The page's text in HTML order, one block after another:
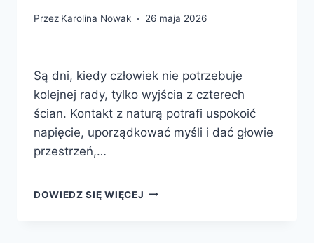
Przez Karolina Nowak 26 maja 2026
Są dni, kiedy człowiek nie potrzebuje
kolejnej rady, tylko wyjścia z czterech
ścian. Kontakt z naturą potrafi uspokoić
napięcie, uporządkować myśli i dać głowie
przestrzeń,…
DOWIEDZ SIĘ WIĘCEJ OUTDOOR